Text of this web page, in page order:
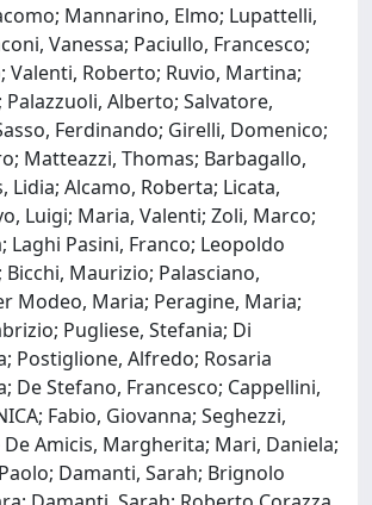
Mannarino, Elmo; Lupattelli,
Vanessa; Paciullo, Francesco;
Valenti, Roberto; Ruvio, Martina;
Palazzuoli, Alberto; Salvatore,
Ferdinando; Girelli, Domenico;
Matteazzi, Thomas; Barbagallo,
Lidia; Alcamo, Roberta; Licata,
Luigi; Maria, Valenti; Zoli, Marco;
Laghi Pasini, Franco; Leopoldo
Bicchi, Maurizio; Palasciano,
Modeo, Maria; Peragine, Maria;
Pugliese, Stefania; Di
Postiglione, Alfredo; Rosaria
De Stefano, Francesco; Cappellini,
Fabio, Giovanna; Seghezzi,
Amicis, Margherita; Mari, Daniela;
Damanti, Sarah; Brignolo